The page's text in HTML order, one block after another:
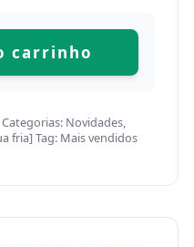
carrinho
Categorias: Novidades,
fria]Tag: Mais vendidos